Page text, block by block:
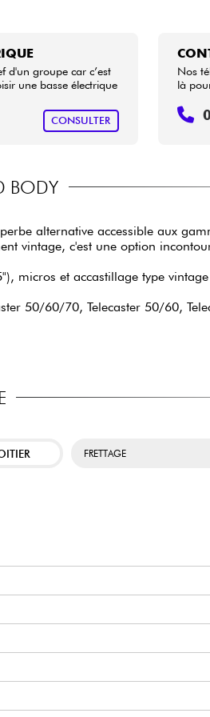
d'un groupe car c’est
une basse électrique
CONSULTER
Nos
là
BODY
alternative accessible aux
vintage, c'est une option
micros et accastillage type
50/60/70, Telecaster 50/60,
FRETTAGE